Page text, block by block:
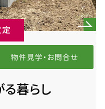
物件見学・お問合せ
暮らし